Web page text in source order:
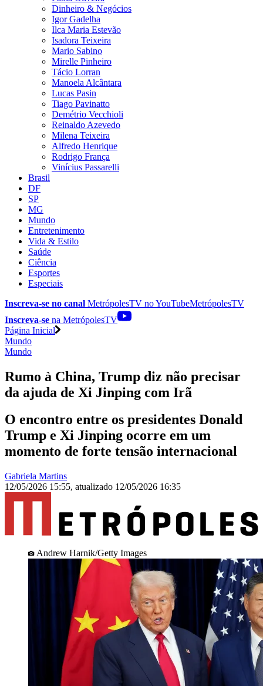
Dinheiro & Negócios
Igor Gadelha
Ilca Maria Estevão
Isadora Teixeira
Mario Sabino
Mirelle Pinheiro
Tácio Lorran
Manoela Alcântara
Lucas Pasin
Tiago Pavinatto
Demétrio Vecchioli
Reinaldo Azevedo
Milena Teixeira
Alfredo Henrique
Rodrigo França
Vinícius Passarelli
Brasil
DF
SP
MG
Mundo
Entretenimento
Vida & Estilo
Saúde
Ciência
Esportes
Especiais
Inscreva-se no canal MetrópolesTV noYouTubeMetrópolesTV
Inscreva-se na MetrópolesTV
Página Inicial
Mundo
Mundo
Rumo à China, Trump diz não precisar
da ajuda de Xi Jinping com Irã
O encontro entre os presidentes Donald
Trump e Xi Jinping ocorre em um
momento de forte tensão internacional
Gabriela Martins
12/05/2026 15:55, atualizado 12/05/2026 16:35
Andrew Harnik/Getty Images